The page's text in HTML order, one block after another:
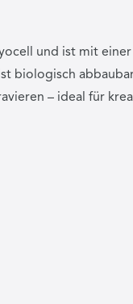
und ist mit
biologisch
– ideal für